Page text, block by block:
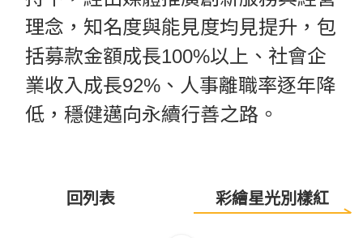
理念，知名度與能見度均見提升，包
括募款金額成長100%以上、社會企
業收入成長92%、人事離職率逐年降
低，穩健邁向永續行善之路。
回列表 彩繪星光別樣紅